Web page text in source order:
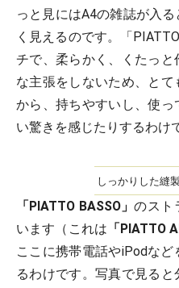
っと見にはA4の雑誌が入
く見えるのです。「
チで、柔らかく、くたっ
な主張をしないため、と
から、持ちやすいし、使
い驚きを感じたりするわけ
しっかりした縫
「PIATTO BASSO」のスト
います（これは 「PIATTO
ここに携帯電話やiPodな
るわけです。写真で見る